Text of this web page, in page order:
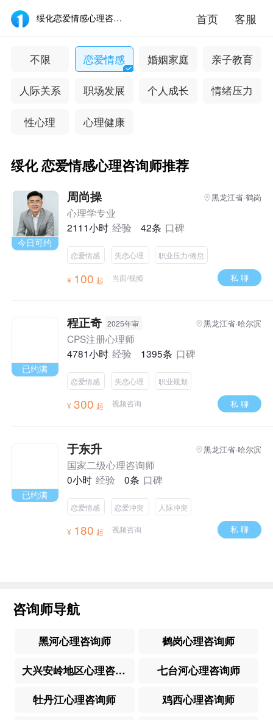
绥化恋爱情感心理咨询医生推荐_绥化恋爱情感心理咨询专家哪个好-壹点灵 首页 客服
不限 恋爱情感 婚姻家庭 亲子教育
人际关系 职场发展 个人成长 情绪压力
性心理 心理健康
绥化 恋爱情感心理咨询师推荐
今日可约
周尚操 黑龙江省·鹤岗
心理学专业
2111小时 经验 42条 口碑
恋爱情感 失恋心理 职业压力/倦怠
¥ 100 起 当面/视频 私 聊
已约满
程正奇 2025年审 黑龙江省·哈尔滨
CPS注册心理师
4781小时 经验 1395条 口碑
恋爱情感 失恋心理 职业规划
¥ 300 起 视频咨询 私 聊
已约满
于东升 黑龙江省·哈尔滨
国家二级心理咨询师
0小时 经验 0条 口碑
恋爱情感 恋爱冲突 人际冲突
¥ 180 起 视频咨询 私 聊
咨询师导航
黑河心理咨询师
鹤岗心理咨询师
大兴安岭地区心理咨询师
七台河心理咨询师
牡丹江心理咨询师
鸡西心理咨询师